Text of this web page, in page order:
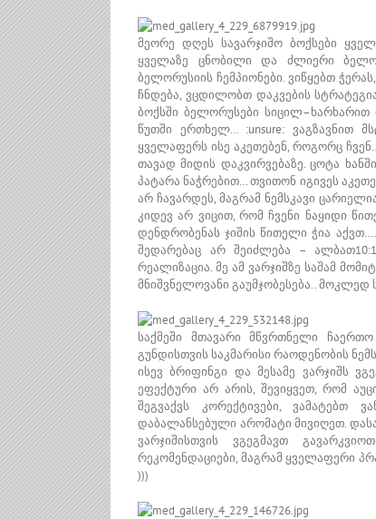
მეორე დღეს სავარჯიშო ბოქსები
ყველაზე ცნობილი და ძლიერი
ბელორუსიის ჩემპიონები. ვიწყებთ
ჩნდება, ვცდილობთ დაკვების
ბოქსში ბელორუსები
წუთში ერთხელ… :unsure: ვაგზავნით
ყველაფერს ისე აკეთებენ, როგორც
თავად მიდის დაკვირვებაზე. ცოტა
პატარა ნაჭრებით… თვითონ იგივეს
არ ჩავარდეს, მაგრამ ნემსკავი
კიდევ არ ვიცით, რომ ჩვენი ნაყიდი
დენდრობენას ჯიშის წითელი ჭია
შედარებაც არ შეიძლება –
რეალიზაცია. მე ამ ვარჯიშზე საშამ
მნიშვნელოვანი გაუმჯობესება.. მოკლედ
საქმეში მთავარი მწვრთნელი
გუნდისთვის საკმარისი რაოდენობის
ისევ ბრიფინგი და მესამე ვარჯიშს
ეფექტური არ არის, შევიყვეთ, რომ
შეგვაქვს კორექტივები,
დაბალანსებული არომატი მივიღეთ.
ვარჯიშისთვის ვგეგმავთ
რეკომენდაციები, მაგრამ ყველაფერი
)))